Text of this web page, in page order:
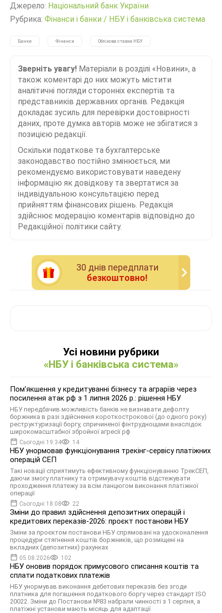
Джерело: Нацiональний банк України
Рубрика: Фінанси і банки / НБУ і банківська система
Банки Фінанси Облікова ставка НБУ
Зверніть увагу! Матеріали в розділі «Новини», а
також коментарі до них можуть містити
аналітичні погляди сторонніх експертів та
представників державних органів. Редакція
докладає зусиль для перевірки достовірності
даних, проте думка авторів може не збігатися з
позицією редакції.
Оскільки податкове та бухгалтерське
законодавство постійно змінюється, ми
рекомендуємо використовувати наведену
інформацію як довідкову та звертатися за
індивідуальною консультацією перед
прийняттям фінансових рішень. Редакція
здійснює модерацію коментарів відповідно до
Редакційної політики сайту.
30 днiв передплати
безкоштовно!
Усі новини рубрики
«НБУ і банківська система»
Помʼякшення у кредитуванні бізнесу та аграріїв через
посилення атак рф з 1 липня 2026 р.: рішення НБУ
НБУ передбачив можливість банків не визнавати дефолту
боржника в разі здійснення короткострокової (до одного року)
реструктуризації боргу, спричиненої фінтруднощами внаслідок
широкомасштабної збройної агресії рф
Сьогодні 19:34 14
НБУ унормовав функціонування трекінг-сервісу платіжних
операцій СЕП
Такі новації сприятимуть ефективному функціонуванню ТрекСЕП,
даючи змогу платнику та отримувачу коштів відстежувати
проходження платежу за всім ланцюгом виконання платіжної
операції
Сьогодні 18:08 22
Зміни до правил здійснення депозитних операцій і
кредитових переказів-2026: проєкт постанови НБУ
Зміни за проєктом постанови НБУ спрямовані на удосконалення
процедури стягнення коштів боржників, що розміщені на
вкладних (депозитних) рахунках
05.08.2026 102
НБУ оновив порядок примусового списання коштів та
сплати податкових платежів
НБУ унормував виконання дебетових переказів без згоди
платника для погашення податкового боргу через стандарт ISO
20022. Зміни до Постанови №83 набрали чинності з 1 серпня, а
платіжні установи мають місяць для адаптації